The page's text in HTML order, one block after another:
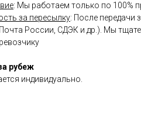
: Мы работаем только по 100%
за пересылку: После передачи
России, СДЭК и др.). Мы
рубеж
индивидуально.